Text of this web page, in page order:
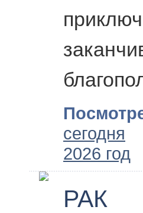
сегодня
2026 год
РАК